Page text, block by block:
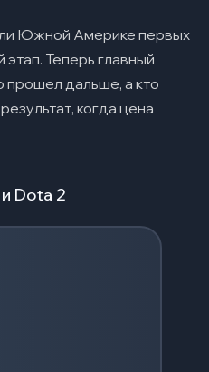
Южной Америке первых
Теперь главный
прошел дальше, а кто
когда цена
Dota 2